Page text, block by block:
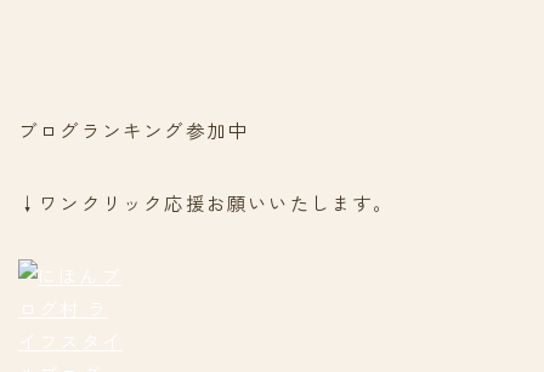
ブログランキング参加中
↓ワンクリック応援お願いいたします。